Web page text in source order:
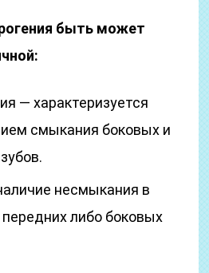
быть может
— характеризуется
смыкания боковых и
несмыкания в
либо боковых